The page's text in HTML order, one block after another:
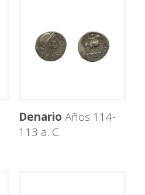
Denario Años 114-
113 a. C.